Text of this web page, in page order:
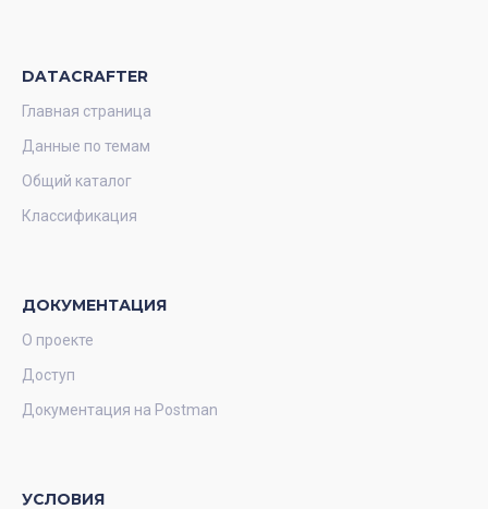
DATACRAFTER
Главная страница
Данные по темам
Общий каталог
Классификация
ДОКУМЕНТАЦИЯ
О проекте
Доступ
Документация на Postman
УСЛОВИЯ